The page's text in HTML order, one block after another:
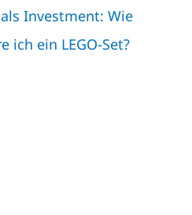
als Investment: Wie
ich ein LEGO-Set?